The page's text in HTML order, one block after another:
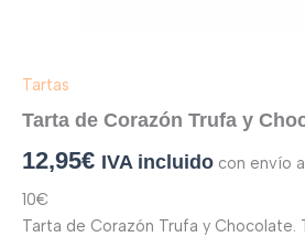
Tartas
Tarta de Corazón Trufa y
12,95€ IVA incluido con envío
10€
Tarta de Corazón Trufa y Chocolate.